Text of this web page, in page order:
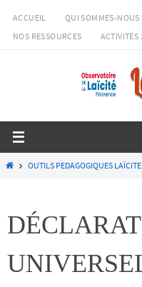
Passer
vers
ACCUEIL QUI SOMMES-NOUS
NOS RESSOURCES
ACTIVITÉS
HomeOUTILS PEDAGOGIQUES LAÏCITE